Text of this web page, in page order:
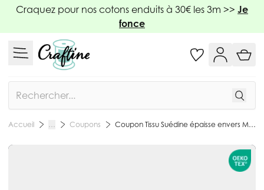
Allez au contenu
Craquez pour nos cotons enduits à 30€ les 3m >> Je
fonce
Accueil … Coupons Coupon Tissu Suédine épaisse envers Mouton Bleu denim - Coupon de 20 cm